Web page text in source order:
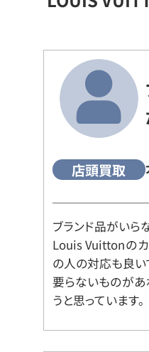
店頭買取
ブランド品がいら
Louis Vuittonの
の人の対応も良い
要らないものがあ
うと思っています。